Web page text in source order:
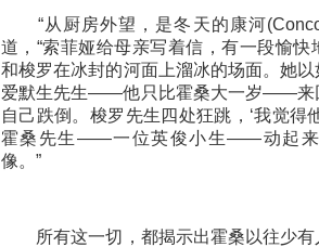
“从厨房外望，是冬天的康河
道，“索菲娅给母亲写着信，有一段愉
和梭罗在冰封的河面上溜冰的场面。她
爱默生先生——他只比霍桑大一岁——来
自己跌倒。梭罗先生四处狂跳，‘我觉得
霍桑先生——一位英俊小生——动起来
像。”
所有这一切，都揭示出霍桑以往少有